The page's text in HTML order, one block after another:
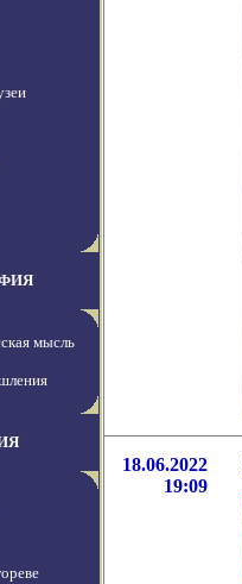
мысль
18.06.2022
19:09